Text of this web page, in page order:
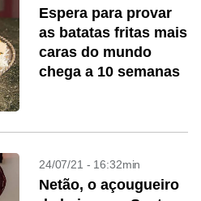
Espera para provar
as batatas fritas mais
caras do mundo
chega a 10 semanas
24/07/21 - 16:32min
Netão, o açougueiro